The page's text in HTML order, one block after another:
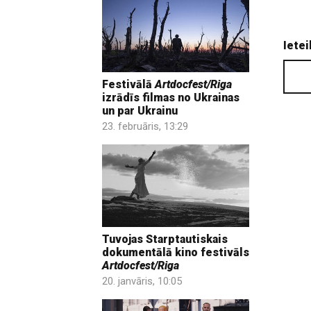
FestivālāArtdocfest/Riga
izrādīs filmas no Ukrainas
un par Ukrainu
23. februāris, 13:29
Tuvojas Starptautiskais
dokumentālā kino festivāls
Artdocfest/Riga
20. janvāris, 10:05